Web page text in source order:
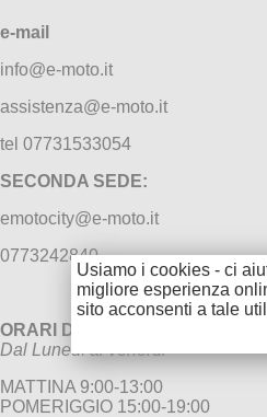
e-mail
info@e-moto.it
assistenza@e-moto.it
tel 07731533054
SECONDA SEDE:
emotocity@e-moto.it
0773242840
ORARI DI APERTURA
Dal Lunedì al venerdi
MATTINA 9:00-13:00
POMERIGGIO 15:00-19:00
Usiamo i cookies - ci
migliore esperienza
sito acconsenti a tale